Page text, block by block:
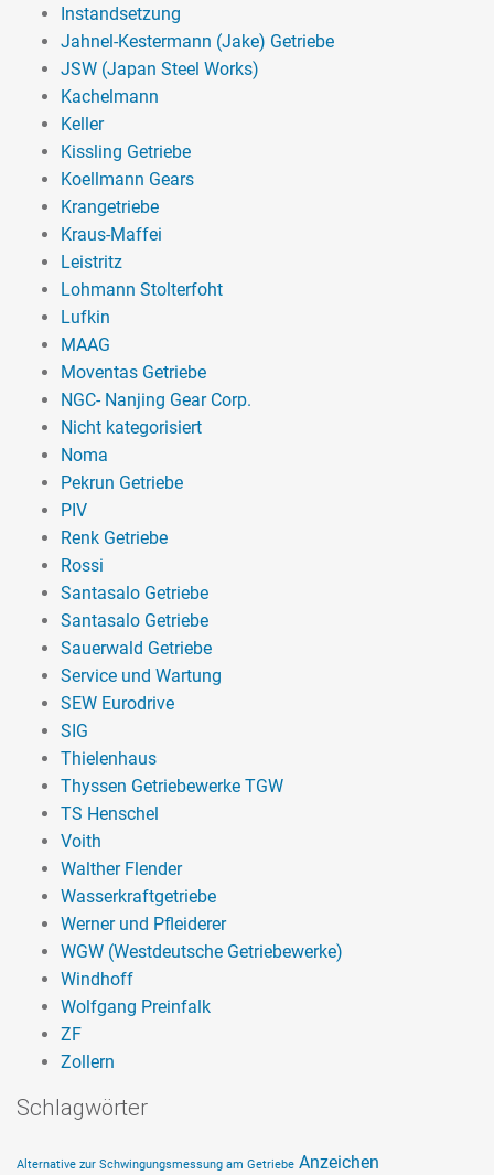
Instandsetzung
Jahnel-Kestermann (Jake) Getriebe
JSW (Japan Steel Works)
Kachelmann
Keller
Kissling Getriebe
Koellmann Gears
Krangetriebe
Kraus-Maffei
Leistritz
Lohmann Stolterfoht
Lufkin
MAAG
Moventas Getriebe
NGC- Nanjing Gear Corp.
Nicht kategorisiert
Noma
Pekrun Getriebe
PIV
Renk Getriebe
Rossi
Santasalo Getriebe
Santasalo Getriebe
Sauerwald Getriebe
Service und Wartung
SEW Eurodrive
SIG
Thielenhaus
Thyssen Getriebewerke TGW
TS Henschel
Voith
Walther Flender
Wasserkraftgetriebe
Werner und Pfleiderer
WGW (Westdeutsche Getriebewerke)
Windhoff
Wolfgang Preinfalk
ZF
Zollern
Schlagwörter
Alternative zur Schwingungsmessung am Getriebe Anzeichen